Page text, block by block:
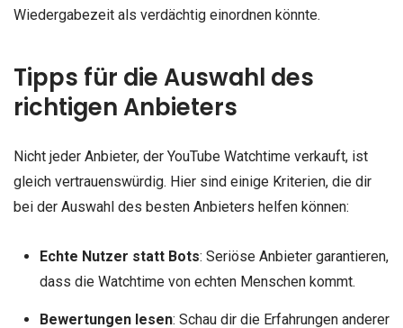
Wiedergabezeit als verdächtig einordnen könnte.
Tipps für die Auswahl des
richtigen Anbieters
Nicht jeder Anbieter, der YouTube Watchtime verkauft, ist
gleich vertrauenswürdig. Hier sind einige Kriterien, die dir
bei der Auswahl des besten Anbieters helfen können:
Echte Nutzer statt Bots: Seriöse Anbieter garantieren,
dass die Watchtime von echten Menschen kommt.
Bewertungen lesen: Schau dir die Erfahrungen anderer